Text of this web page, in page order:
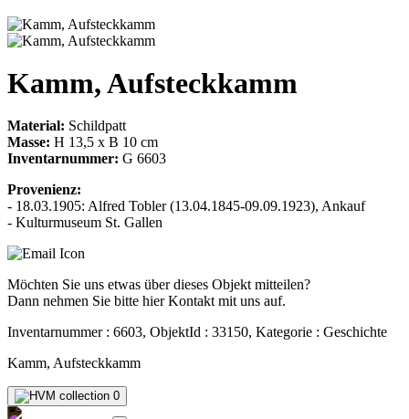
Kamm, Aufsteckkamm
Material: Schildpatt
Masse: H 13,5 x B 10 cm
Inventarnummer: G 6603
Provenienz:
- 18.03.1905: Alfred Tobler (13.04.1845-09.09.1923), Ankauf
- Kulturmuseum St. Gallen
Möchten Sie uns etwas über dieses Objekt mitteilen?
Dann nehmen Sie bitte hier Kontakt mit uns auf.
Inventarnummer : 6603, ObjektId : 33150, Kategorie : Geschichte
Kamm, Aufsteckkamm
0